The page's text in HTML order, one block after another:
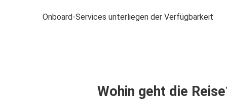
Onboard-Services unterliegen der Verfügbarkeit
Wohin geht die